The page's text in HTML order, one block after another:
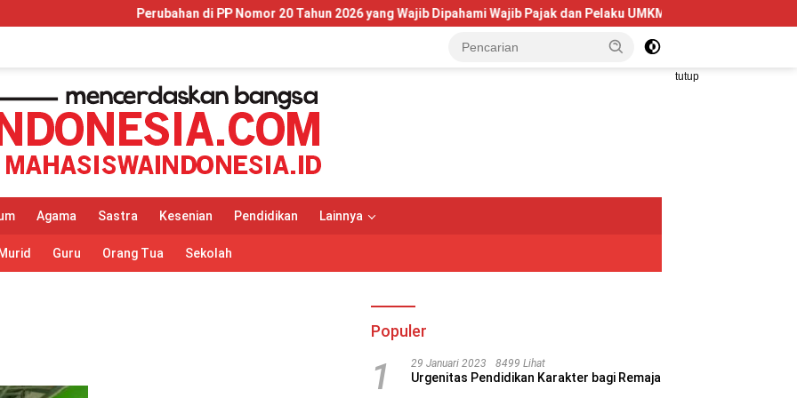
Perubahan di PP Nomor 20 Tahun 2026 yang Wajib Dipahami Wajib Pajak dan Pelaku UMKM Telkom University
tutup
Agama Sastra Kesenian Pendidikan Lainnya
Murid Guru Orang Tua Sekolah
Populer
1 29 Januari 2023 8499 Lihat
Urgenitas Pendidikan Karakter bagi Remaja